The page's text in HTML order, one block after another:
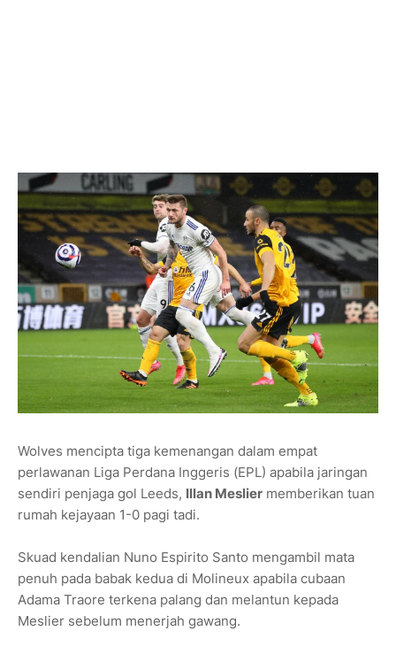
Wolves mencipta tiga kemenangan dalam empat
perlawanan Liga Perdana Inggeris (EPL) apabila jaringan
sendiri penjaga gol Leeds, Illan Meslier memberikan tuan
rumah kejayaan 1-0 pagi tadi.
Skuad kendalian Nuno Espirito Santo mengambil mata
penuh pada babak kedua di Molineux apabila cubaan
Adama Traore terkena palang dan melantun kepada
Meslier sebelum menerjah gawang.